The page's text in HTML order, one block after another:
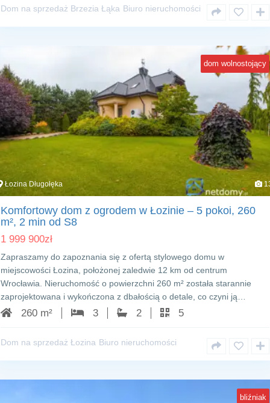
Dom na sprzedaż Brzezia Łąka Biuro nieruchomości
dom wolnostojący
Łozina Długołęka
Komfortowy dom z ogrodem w Łozinie – 5 pokoi, 260
m², 2 min od S8
1 999 900zł
Zapraszamy do zapoznania się z ofertą stylowego domu w
miejscowości Łozina, położonej zaledwie 12 km od centrum
Wrocławia. Nieruchomość o powierzchni 260 m² została starannie
zaprojektowana i wykończona z dbałością o detale, co czyni ją…
260 m² 3 2 5
Dom na sprzedaż Łozina Biuro nieruchomości
bliźniak